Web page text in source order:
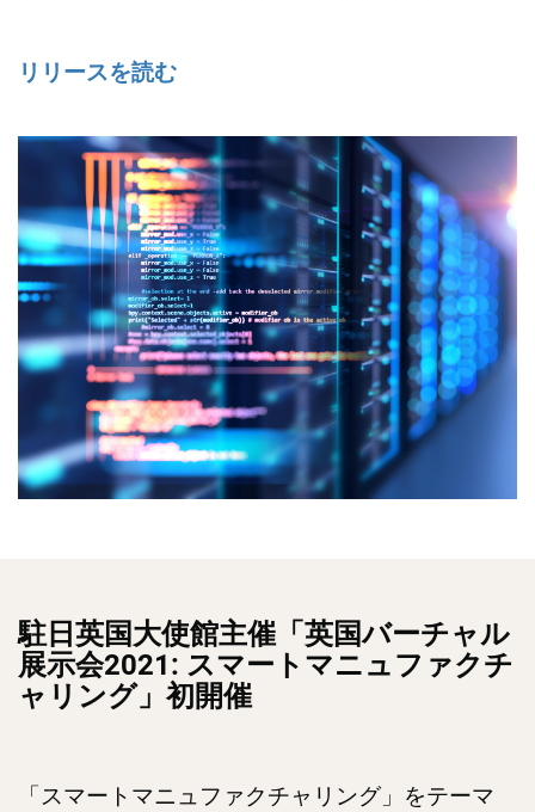
リリースを読む
駐日英国大使館主催「英国バーチャル
展示会2021: スマートマニュファクチ
ャリング」初開催
「スマートマニュファクチャリング」をテーマ